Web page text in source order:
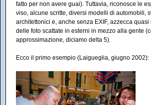
fatto per non avere guai). Tuttavia, riconosce le
viso, alcune scritte, diversi modelli di automobili,
architettonici e, anche senza EXIF, azzecca
delle foto scattate in esterni in mezzo alla gente
approssimazione, diciamo delta 5).
Ecco il primo esempio (Laigueglia, giugno 2002):